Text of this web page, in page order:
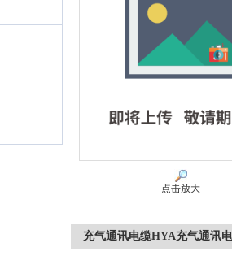
点击放大
充气通讯电缆HYA充气通讯